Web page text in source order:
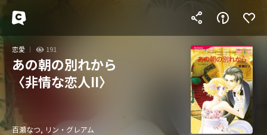
恋愛 191
あの朝の別れから
〈非情な恋人II〉
百瀬なつ, リン・グレアム